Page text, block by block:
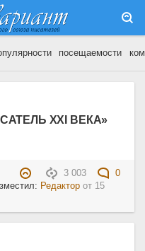
посещаемости
ХХI ВЕКА»
3 003
0
Редактор от 15